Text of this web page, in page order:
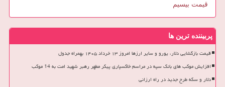
قیمت بیسیم
پربیننده ترین ها
قیمت بازگشایی دلار، یورو و سایر ارزها امروز ۱۳ خرداد ۱۴۰۵ بهمراه جدول
افزایش موکب های بانک سپه در مراسم خاکسپاری پیکر مطهر رهبر شهید امت به 14 موکب
دلار و سکه طرح جدید در راه ارزانی